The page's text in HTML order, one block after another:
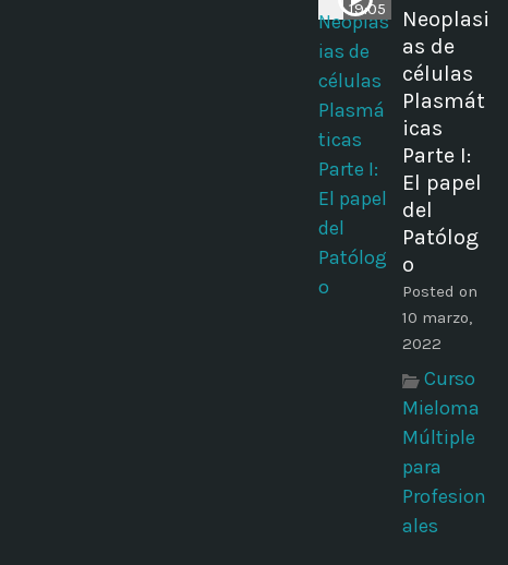
19:05
Neoplasi
as de
células
Plasmát
icas
Parte I:
El papel
del
Patólog
o
Posted on
10 marzo,
2022
Curso
Mieloma
Múltiple
para
Profesion
ales